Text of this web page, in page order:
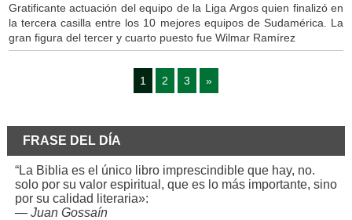
Gratificante actuación del equipo de la Liga Argos quien finalizó en
la tercera casilla entre los 10 mejores equipos de Sudamérica. La
gran figura del tercer y cuarto puesto fue Wilmar Ramírez
1 2 3 »
FRASE DEL DÍA
“La Biblia es el único libro imprescindible que hay, no.
solo por su valor espiritual, que es lo más importante, sino
por su calidad literaria»:
— Juan Gossaín